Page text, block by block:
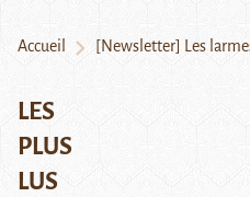
Accueil [Newsletter] Les
LES
PLUS
LUS